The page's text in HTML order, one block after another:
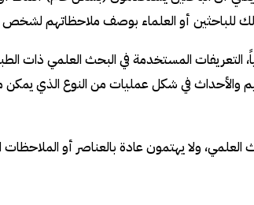
للباحثين أو العلماء بوصف ملاحظاتهم
المستخدمة في البحث العلمي ذات
والأحداث في شكل عمليات من النوع الذي
ولا يهتمون عادة بالعناصر أو